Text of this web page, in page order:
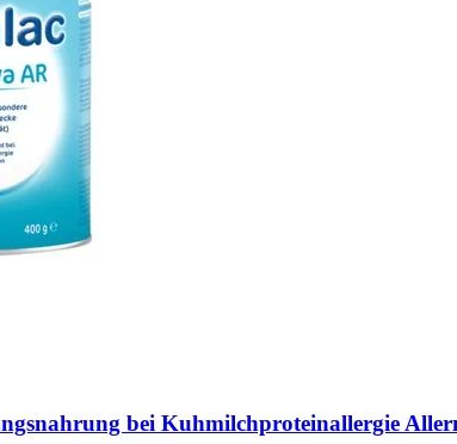
bei Kuhmilchproteinallergie